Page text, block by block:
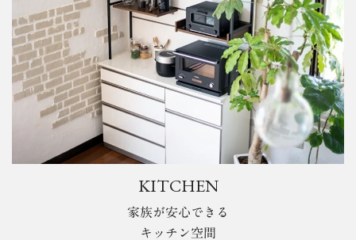
KITCHEN
家族が安心できる
キッチン空間